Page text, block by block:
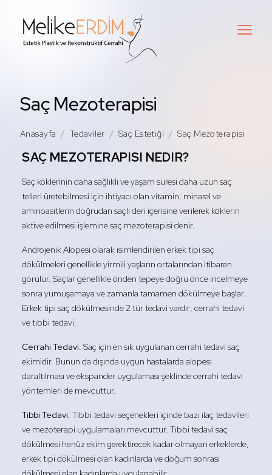
Saç Mezoterapisi
Anasayfa Tedaviler Saç Estetiği Saç Mezoterapisi
SAÇ MEZOTERAPISI NEDIR?
Saç köklerinin daha sağlıklı ve yaşam süresi daha uzun saç
telleri üretebilmesi için ihtiyacı olan vitamin, minarel ve
aminoasitlerin doğrudan saçlı deri içerisine verilerek köklerin
aktive edilmesi işlemine saç mezoterapisi denir.
Androjenik Alopesi olarak isimlendirilen erkek tipi saç
dökülmeleri genellikle yirmili yaşların ortalarından itibaren
görülür. Saçlar genellikle önden tepeye doğru önce incelmeye
sonra yumuşamaya ve zamanla tamamen dökülmeye başlar.
Erkek tipi saç dökülmesinde 2 tür tedavi vardır; cerrahi tedavi
ve tıbbi tedavi.
Cerrahi Tedavi: Saç için en sık uygulanan cerrahi tedavi saç
ekimidir. Bunun da dışında uygun hastalarda alopesi
daraltılması ve ekspander uygulaması şeklinde cerrahi tedavi
yöntemleri de mevcuttur.
Tıbbi Tedavi: Tıbbi tedavi seçenekleri içinde bazı ilaç tedavileri
ve mezoterapi uygulamaları mevcuttur. Tıbbi tedavi saç
dökülmesi henüz ekim gerektirecek kadar olmayan erkeklerde,
erkek tipi dökülmesi olan kadınlarda ve doğum sonrası